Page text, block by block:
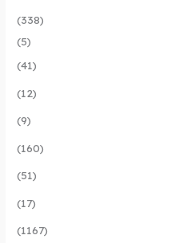
(338)
(5)
(41)
(12)
(9)
(160)
(51)
(17)
(1167)